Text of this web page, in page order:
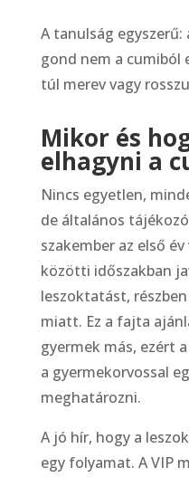
A tanulság
gond nem a cumiból
túl merev vagy
Mikor és
elhagyni a
Nincs egyetlen,
de általános
szakember az első
közötti időszakban
leszoktatást,
miatt. Ez a fajta
gyermek más, ezért
a gyermekorvossal
meghatározni.
A jó hír, hogy a
egy folyamat. A VIP